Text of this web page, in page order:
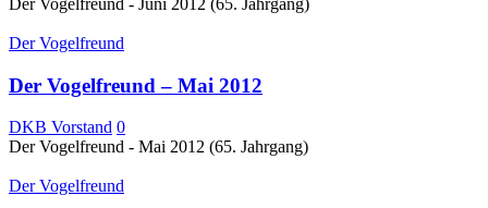
Der Vogelfreund
Der Vogelfreund – Mai 2012
DKB Vorstand 0
Der Vogelfreund - Mai 2012 (65. Jahrgang)
Der Vogelfreund